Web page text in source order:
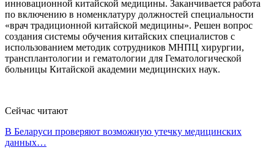
инновационной китайской медицины. Заканчивается работа
по включению в номенклатуру должностей специальности
«врач традиционной китайской медицины». Решен вопрос
создания системы обучения китайских специалистов с
использованием методик сотрудников МНПЦ хирургии,
трансплантологии и гематологии для Гематологической
больницы Китайской академии медицинских наук.
Сейчас читают
В Беларуси проверяют возможную утечку медицинских
данных…